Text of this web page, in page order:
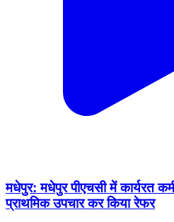
मधेपुर: मधेपुर पीएचसी में कार्यरत
प्राथमिक उपचार कर किया रेफर